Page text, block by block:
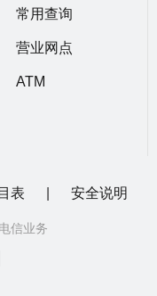
常用查询
营业网点
ATM
表 安全说明
信业务